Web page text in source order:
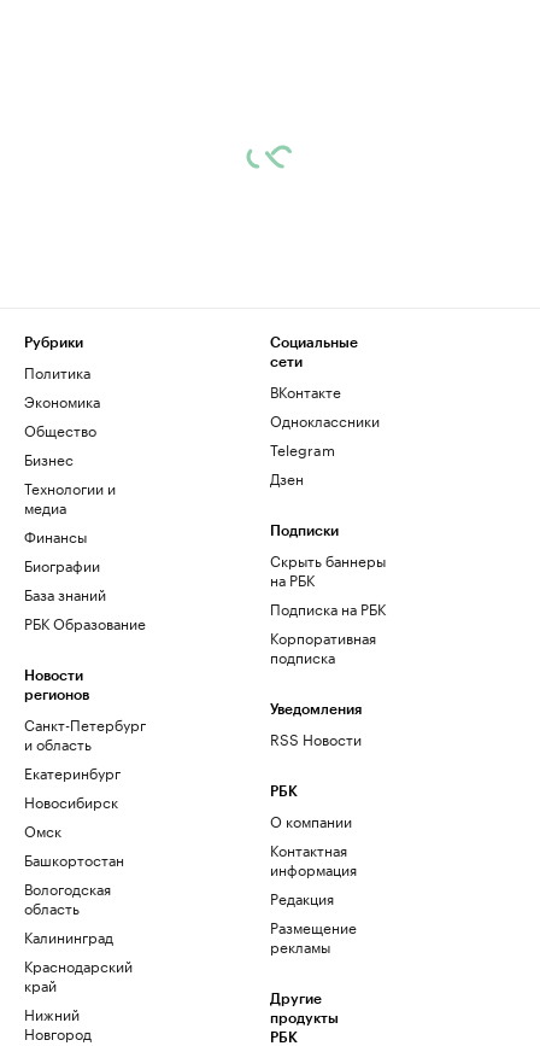
Рубрики
Политика
Экономика
Общество
Бизнес
Технологии и
медиа
Финансы
Биографии
База знаний
РБК Образование
Новости
регионов
Санкт-Петербург
и область
Екатеринбург
Новосибирск
Омск
Башкортостан
Вологодская
область
Калининград
Краснодарский
край
Нижний
Новгород
Социальные
сети
ВКонтакте
Одноклассники
Telegram
Дзен
Подписки
Скрыть баннеры
на РБК
Подписка на РБК
Корпоративная
подписка
Уведомления
RSS Новости
РБК
О компании
Контактная
информация
Редакция
Размещение
рекламы
Другие
продукты
РБК